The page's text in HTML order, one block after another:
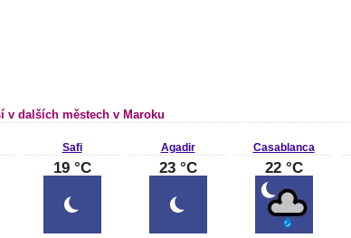
v dalších městech v Maroku
Safi
19 °C
Agadir
23 °C
Casablanca
22 °C